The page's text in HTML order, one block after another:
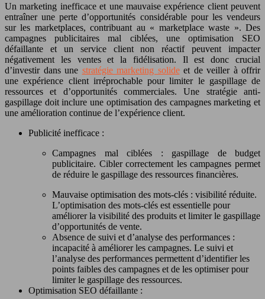
Un marketing inefficace et une mauvaise expérience client peuvent
entraîner une perte d’opportunités considérable pour les vendeurs
sur les marketplaces, contribuant au « marketplace waste ». Des
campagnes publicitaires mal ciblées, une optimisation SEO
défaillante et un service client non réactif peuvent impacter
négativement les ventes et la fidélisation. Il est donc crucial
d’investir dans une stratégie marketing solideet de veiller à offrir
une expérience client irréprochable pour limiter le gaspillage de
ressources et d’opportunités commerciales. Une stratégie anti-
gaspillage doit inclure une optimisation des campagnes marketing et
une amélioration continue de l’expérience client.
Publicité inefficace :
Campagnes mal ciblées : gaspillage de budget
publicitaire. Cibler correctement les campagnes permet
de réduire le gaspillage des ressources financières.
Mauvaise optimisation des mots-clés : visibilité réduite.
L’optimisation des mots-clés est essentielle pour
améliorer la visibilité des produits et limiter le gaspillage
d’opportunités de vente.
Absence de suivi et d’analyse des performances :
incapacité à améliorer les campagnes. Le suivi et
l’analyse des performances permettent d’identifier les
points faibles des campagnes et de les optimiser pour
limiter le gaspillage des ressources.
Optimisation SEO défaillante :